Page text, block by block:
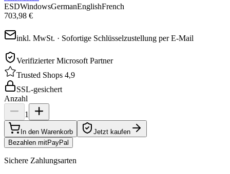
ESDWindowsGermanEnglishFrench
703,98 €
inkl. MwSt. · Sofortige Schlüsselzustellung per E-Mail
Verifizierter Microsoft Partner
Trusted Shops 4,9
SSL-gesichert
Anzahl
1
In den Warenkorb
Jetzt kaufen
Bezahlen mitPayPal
Sichere Zahlungsarten